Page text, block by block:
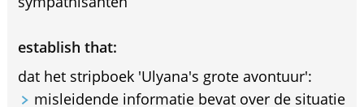
establish that:
dat het stripboek 'Ulyana's grote avontuur':
misleidende informatie bevat over de situatie